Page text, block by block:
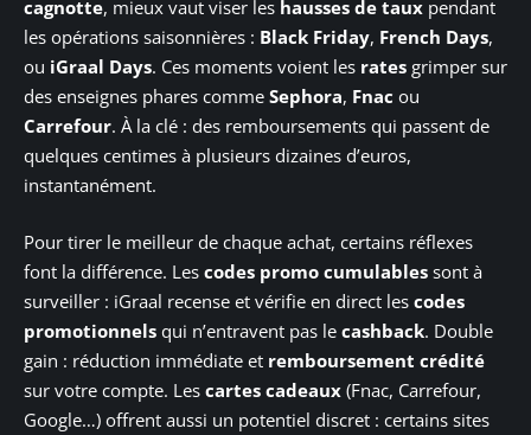
cagnotte, mieux vaut viser les hausses de taux pendant
les opérations saisonnières : Black Friday, French Days,
ou iGraal Days. Ces moments voient les rates grimper sur
des enseignes phares comme Sephora, Fnac ou
Carrefour. À la clé : des remboursements qui passent de
quelques centimes à plusieurs dizaines d’euros,
instantanément.
Pour tirer le meilleur de chaque achat, certains réflexes
font la différence. Les codes promo cumulables sont à
surveiller : iGraal recense et vérifie en direct les codes
promotionnels qui n’entravent pas le cashback. Double
gain : réduction immédiate et remboursement crédité
sur votre compte. Les cartes cadeaux (Fnac, Carrefour,
Google…) offrent aussi un potentiel discret : certains sites